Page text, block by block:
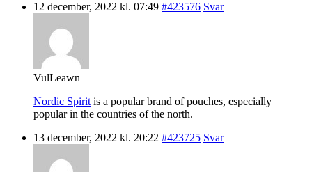
12 december, 2022 kl. 07:49 #423576 Svar
VulLeawn
Nordic Spirit is a popular brand of pouches, especially
popular in the countries of the north.
13 december, 2022 kl. 20:22 #423725 Svar